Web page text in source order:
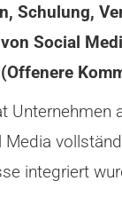
Schulung,
Social
Unternehmen
Media
integriert